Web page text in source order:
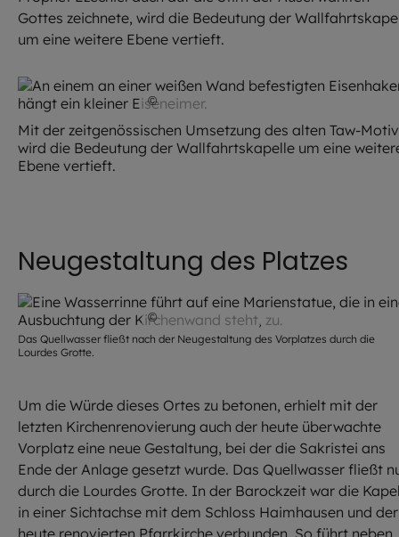
© Achim Bunz / EOM
Mit der zeitgenössischen Umsetzung des alten Taw-
wird die Bedeutung der Wallfahrtskapelle um eine
Ebene vertieft.
Gottes zeichnete, wird die Bedeutung der
um eine weitere Ebene vertieft.
Neugestaltung des Platzes
© Achim Bunz / EOM
Das Quellwasser fließt nach der Neugestaltung des Vorplatzes durch die
Lourdes Grotte.
Um die Würde dieses Ortes zu betonen, erhielt mit der
letzten Kirchenrenovierung auch der heute überwachte
Vorplatz eine neue Gestaltung, bei der die Sakristei ans
Ende der Anlage gesetzt wurde. Das Quellwasser fließt
durch die Lourdes Grotte. In der Barockzeit war die
in einer Sichtachse mit dem Schloss Haimhausen und der